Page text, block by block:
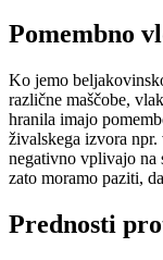
Pomembno
Ko jemo
različne maščobe,
hranila imajo
živalskega izvora npr.
negativno vplivajo na
zato moramo paziti,
Prednosti